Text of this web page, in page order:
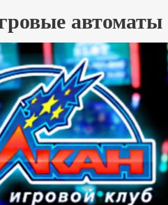
автоматы